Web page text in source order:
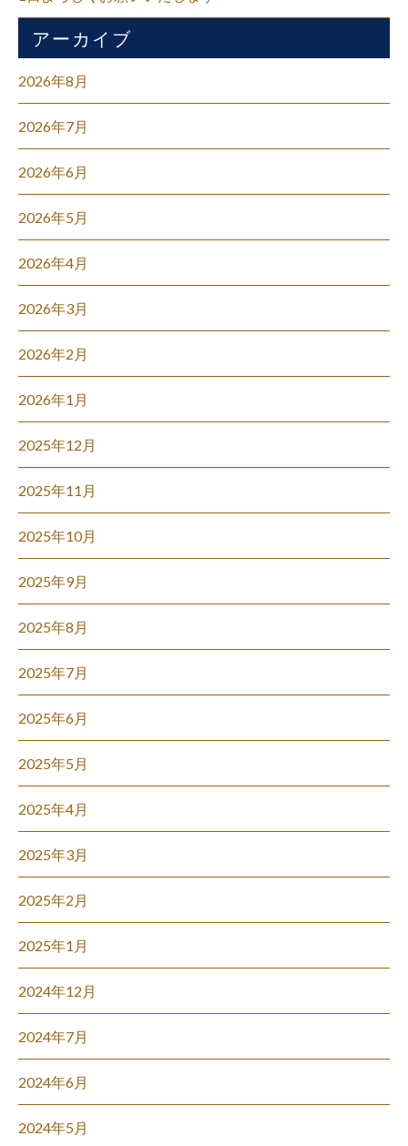
アーカイブ
2026年8月
2026年7月
2026年6月
2026年5月
2026年4月
2026年3月
2026年2月
2026年1月
2025年12月
2025年11月
2025年10月
2025年9月
2025年8月
2025年7月
2025年6月
2025年5月
2025年4月
2025年3月
2025年2月
2025年1月
2024年12月
2024年7月
2024年6月
2024年5月